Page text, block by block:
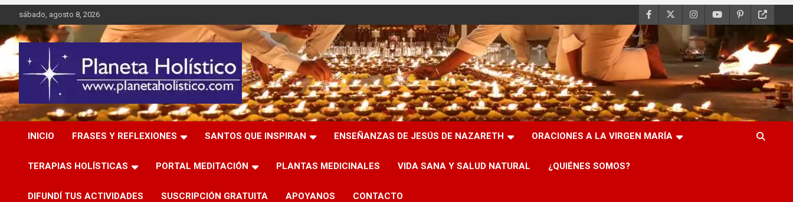
al
contenido
sábado, agosto 8, 2026
Planeta Holístico
Difusión de espiritualidad, terapias alternativas holísticas,
cursos, talleres y seminarios
INICIO
FRASES Y REFLEXIONES SANTOS QUE INSPIRAN ENSEÑANZAS DE JESÚS DE NAZARETH ORACIONES A LA VIRGEN MARÍA
TERAPIAS HOLÍSTICAS PORTAL MEDITACIÓN PLANTAS MEDICINALES VIDA SANA Y SALUD NATURAL ¿QUIÉNES SOMOS?
DIFUNDÍ TUS ACTIVIDADES SUSCRIPCIÓN GRATUITA APOYANOS CONTACTO